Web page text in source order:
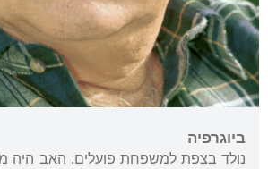
ביוגרפיה
נולד בצפת למשפחת פועלים. האב היה